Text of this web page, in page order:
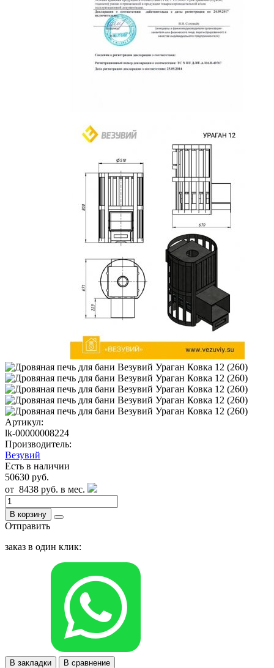
Артикул:
lk-00000008224
Производитель:
Везувий
Есть в наличии
50630 руб.
от 8438 руб. в мес.
В корзину
Отправить
заказ в один клик:
В закладки В сравнение